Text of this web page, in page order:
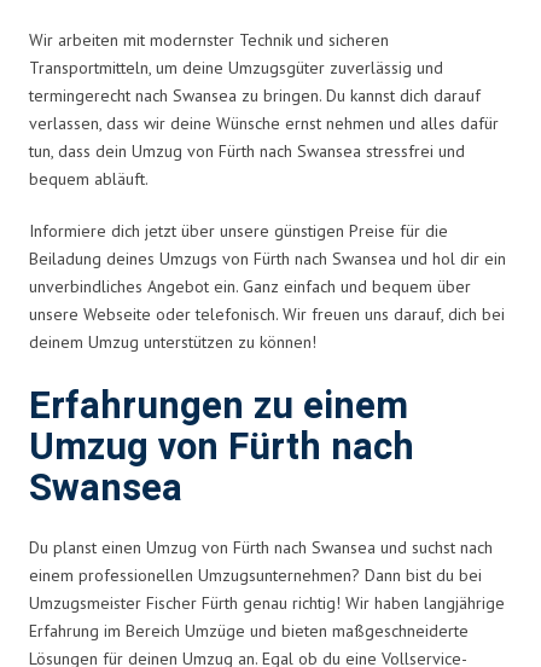
Wir arbeiten mit modernster Technik und sicheren
Transportmitteln, um deine Umzugsgüter zuverlässig und
termingerecht nach Swansea zu bringen. Du kannst dich darauf
verlassen, dass wir deine Wünsche ernst nehmen und alles dafür
tun, dass dein Umzug von Fürth nach Swansea stressfrei und
bequem abläuft.
Informiere dich jetzt über unsere günstigen Preise für die
Beiladung deines Umzugs von Fürth nach Swansea und hol dir ein
unverbindliches Angebot ein. Ganz einfach und bequem über
unsere Webseite oder telefonisch. Wir freuen uns darauf, dich bei
deinem Umzug unterstützen zu können!
Erfahrungen zu einem
Umzug von Fürth nach
Swansea
Du planst einen Umzug von Fürth nach Swansea und suchst nach
einem professionellen Umzugsunternehmen? Dann bist du bei
Umzugsmeister Fischer Fürth genau richtig! Wir haben langjährige
Erfahrung im Bereich Umzüge und bieten maßgeschneiderte
Lösungen für deinen Umzug an. Egal ob du eine Vollservice-